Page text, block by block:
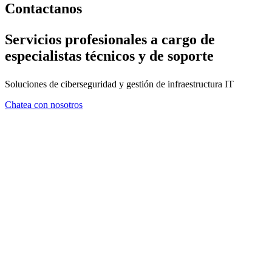
Contactanos
Servicios profesionales a cargo de
especialistas técnicos y de soporte
Soluciones de ciberseguridad y gestión de infraestructura IT
Chatea con nosotros